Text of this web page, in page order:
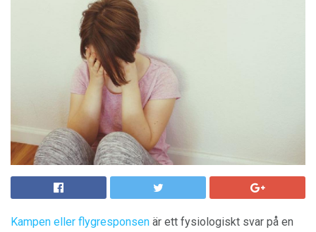
Kampen eller flygresponsen är ett fysiologiskt svar på en